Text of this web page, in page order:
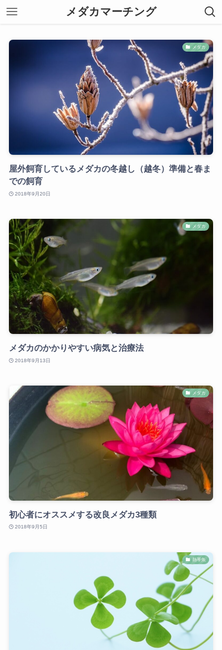
メダカマーチング
メダカ
屋外飼育しているメダカの冬越し（越冬）準備と春ま
での飼育
2018年9月20日
メダカ
メダカのかかりやすい病気と治療法
2018年9月13日
メダカ
初心者にオススメする改良メダカ3種類
2018年9月5日
熱帯魚